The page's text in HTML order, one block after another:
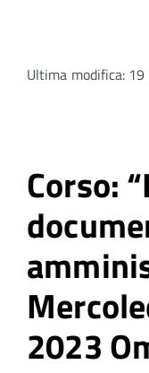
Ultima modifica:
Corso:
2023